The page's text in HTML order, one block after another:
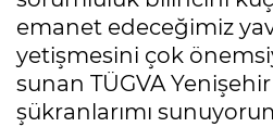
emanet edeceğimiz
yetişmesini çok
sunan TÜGVA
şükranlarımı